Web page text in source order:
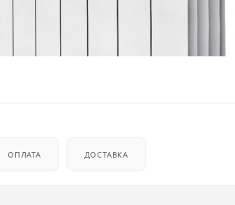
ОПЛАТА ДОСТАВКА